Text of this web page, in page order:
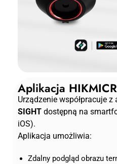
Aplikacja
Urządzenie współpracuje z
SIGHT dostępną na
iOS).
Aplikacja umożliwia:
Zdalny podgląd obrazu